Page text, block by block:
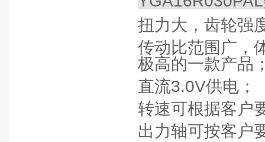
扭力大，齿轮强
传动比范围广，
极高的一款产品
直流3.0V供电；
转速可根据客户
出力轴可按客户